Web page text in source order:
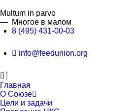
е
р
е
и
к
о
н
т
Multum in parvo
— Многое в малом
8 (495) 431-00-03
info@feedunion.org
Главная
О Союзе
Цели и задачи